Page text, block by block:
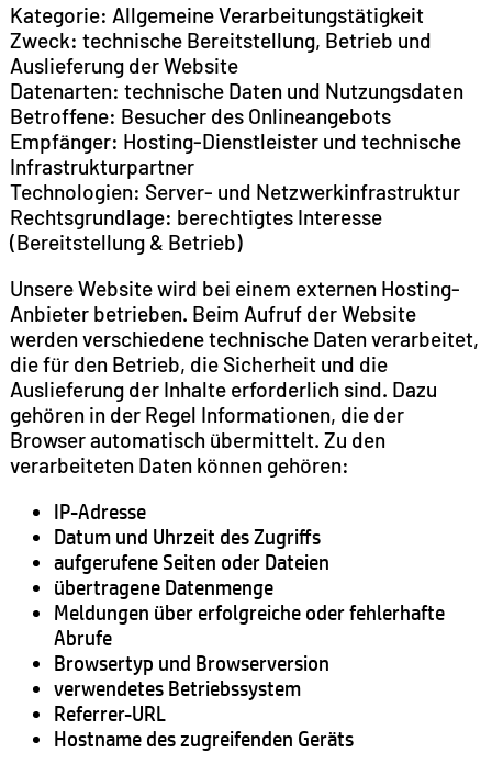
Kategorie: Allgemeine Verarbeitungstätigkeit
Zweck: technische Bereitstellung, Betrieb und
Auslieferung der Website
Datenarten: technische Daten und Nutzungsdaten
Betroffene: Besucher des Onlineangebots
Empfänger: Hosting-Dienstleister und technische
Infrastrukturpartner
Technologien: Server- und Netzwerkinfrastruktur
Rechtsgrundlage: berechtigtes Interesse
(Bereitstellung & Betrieb)
Unsere Website wird bei einem externen Hosting-
Anbieter betrieben. Beim Aufruf der Website
werden verschiedene technische Daten verarbeitet,
die für den Betrieb, die Sicherheit und die
Auslieferung der Inhalte erforderlich sind. Dazu
gehören in der Regel Informationen, die der
Browser automatisch übermittelt. Zu den
verarbeiteten Daten können gehören:
IP-Adresse
Datum und Uhrzeit des Zugriffs
aufgerufene Seiten oder Dateien
übertragene Datenmenge
Meldungen über erfolgreiche oder fehlerhafte
Abrufe
Browsertyp und Browserversion
verwendetes Betriebssystem
Referrer-URL
Hostname des zugreifenden Geräts